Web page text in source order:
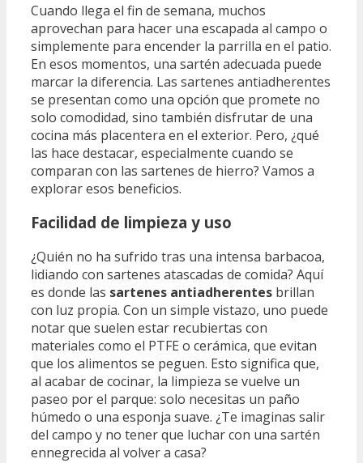
Cuando llega el fin de semana, muchos
aprovechan para hacer una escapada al campo o
simplemente para encender la parrilla en el patio.
En esos momentos, una sartén adecuada puede
marcar la diferencia. Las sartenes antiadherentes
se presentan como una opción que promete no
solo comodidad, sino también disfrutar de una
cocina más placentera en el exterior. Pero, ¿qué
las hace destacar, especialmente cuando se
comparan con las sartenes de hierro? Vamos a
explorar esos beneficios.
Facilidad de limpieza y uso
¿Quién no ha sufrido tras una intensa barbacoa,
lidiando con sartenes atascadas de comida? Aquí
es donde las sartenes antiadherentes brillan
con luz propia. Con un simple vistazo, uno puede
notar que suelen estar recubiertas con
materiales como el PTFE o cerámica, que evitan
que los alimentos se peguen. Esto significa que,
al acabar de cocinar, la limpieza se vuelve un
paseo por el parque: solo necesitas un paño
húmedo o una esponja suave. ¿Te imaginas salir
del campo y no tener que luchar con una sartén
ennegrecida al volver a casa?